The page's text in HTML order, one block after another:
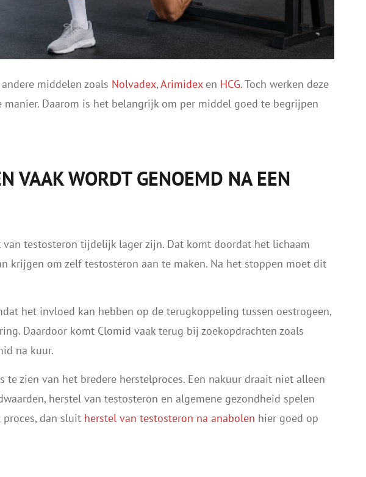
middelen zoals Nolvadex,Arimidexen HCG. Toch werken deze
Daarom is het belangrijk om per middel goed te begrijpen
VAAK WORDT GENOEMD NA EEN
van testosteron tijdelijk lager zijn. Dat komt doordat het lichaam
krijgen om zelf testosteron aan te maken. Na het stoppen moet dit
het invloed kan hebben op de terugkoppeling tussen oestrogeen,
Daardoor komt Clomid vaak terug bij zoekopdrachten zoals
na kuur.
zien van het bredere herstelproces. Een nakuur draait niet alleen
herstel van testosteron en algemene gezondheid spelen
dan sluit herstel van testosteron na anabolen hier goed op